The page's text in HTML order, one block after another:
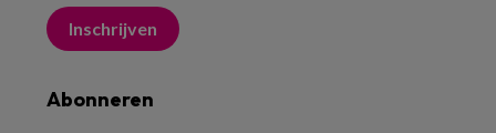
Inschrijven
Abonneren